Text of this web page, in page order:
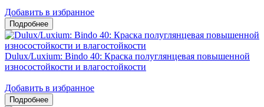
Добавить в избранное
Dulux/Luxium: Bindo 40: Краска полуглянцевая повышенной
износостойкости и влагостойкости
Добавить в избранное